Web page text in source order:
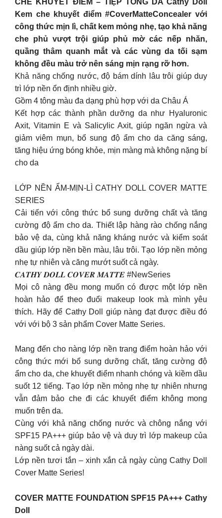
CHE KHUYẾT ĐIỂM – TIỆP TÔNG DA Cathy Doll
️Kem che khuyết điểm #CoverMatteConcealer với
công thức mịn lì, chất kem mỏng nhẹ, tạo khả năng
che phủ vượt trội giúp phủ mờ các nếp nhăn,
quầng thâm quanh mắt và các vùng da tối sạm
không đều màu trở nên sáng mịn rạng rỡ hơn.
️Khả năng chống nước, độ bám dính lâu trôi giúp duy
trì lớp nền ổn định nhiều giờ.
Gồm 4 tông màu đa dạng phù hợp với da Châu Á
Kết hợp các thành phần dưỡng da như Hyaluronic
Axit, Vitamin E và Salicylic Axit, giúp ngăn ngừa và
giảm viêm mụn, bổ sung độ ẩm cho da căng sáng,
tăng hiệu ứng bóng khỏe, mịn màng mà không nặng bí
cho da
LỚP NỀN ẨM-MỊN-LÌ CATHY DOLL COVER MATTE
SERIES
Cải tiến với công thức bổ sung dưỡng chất và tăng
cường độ ẩm cho da. Thiết lập hàng rào chống nắng
bảo vệ da, cùng khả năng kháng nước và kiểm soát
dầu giúp lớp nền bền màu, lâu trôi. Tạo lớp nền mỏng
nhẹ tự nhiên và căng mướt suốt cả ngày.
𝑪𝑨𝑻𝑯𝒀 𝑫𝑶𝑳𝑳 𝑪𝑶𝑽𝑬𝑹 𝑴𝑨𝑻𝑻𝑬 #NewSeries
Mọi cô nàng đều mong muốn có được một lớp nền
hoàn hảo để theo đuổi makeup look mà mình yêu
thích. Hãy để Cathy Doll giúp nàng đạt được điều đó
với với bộ 3 sản phẩm Cover Matte Series.
Mang đến cho nàng lớp nền trang điểm hoàn hảo với
công thức mới bổ sung dưỡng chất, tăng cường độ
ẩm cho da, che khuyết điểm nhanh chóng và kiềm dầu
suốt 12 tiếng. Tạo lớp nền mỏng nhẹ tự nhiên nhưng
vẫn đảm bảo che đi các khuyết điểm không mong
muốn trên da.
Cùng với khả năng chống nước và chông nắng với
SPF15 PA+++ giúp bảo vệ và duy trì lớp makeup của
nàng suốt cả ngày dài.
Lớp nền tươi tắn – xinh xắn cả ngày cùng Cathy Doll
Cover Matte Series!
COVER MATTE FOUNDATION SPF15 PA+++ Cathy
Doll